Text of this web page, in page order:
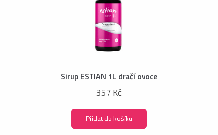
Sirup ESTIAN 1L dračí ovoce
357 Kč
Přidat do košíku